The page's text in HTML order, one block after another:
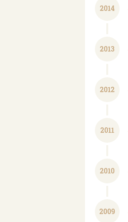
2014
2013
2012
2011
2010
2009